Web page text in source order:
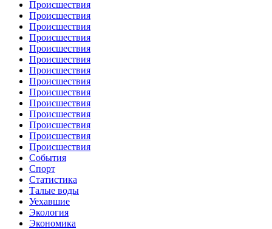
Происшествия
Происшествия
Происшествия
Происшествия
Происшествия
Происшествия
Происшествия
Происшествия
Происшествия
Происшествия
Происшествия
Происшествия
Происшествия
Происшествия
События
Спорт
Статистика
Талые воды
Уехавшие
Экология
Экономика